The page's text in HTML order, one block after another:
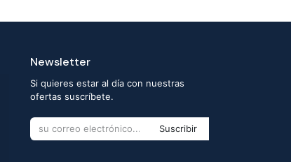
Newsletter
Si quieres estar al día con nuestras
ofertas suscríbete.
Suscribir